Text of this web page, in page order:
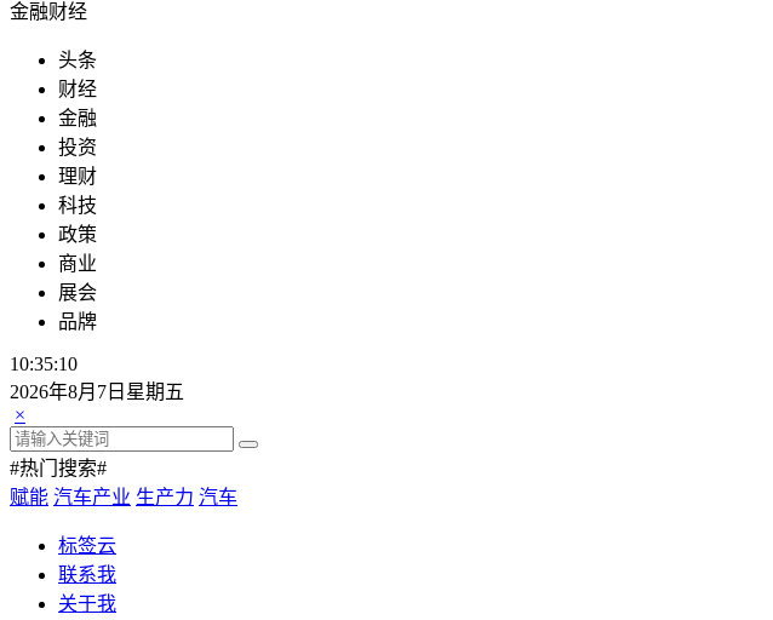
金融财经
头条
财经
金融
投资
理财
科技
政策
商业
展会
品牌
10:35:11
2026年8月7日星期五
×
#热门搜索#
赋能 汽车产业 生产力 汽车
标签云
联系我
关于我